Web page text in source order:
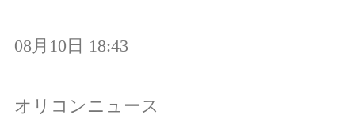
08月10日 18:43
オリコンニュース